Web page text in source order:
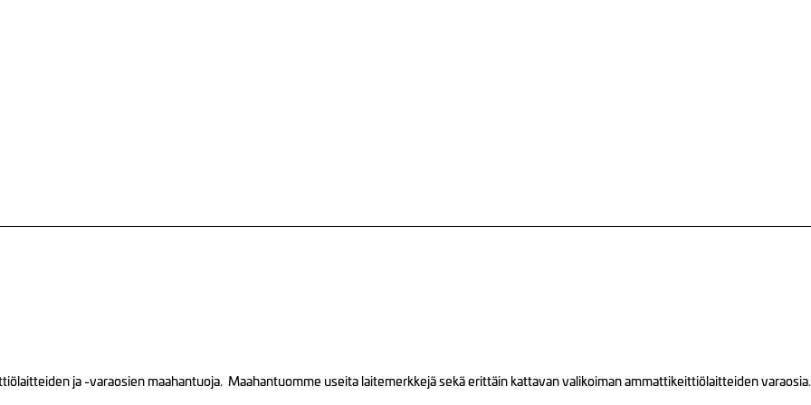
ja -varaosien maahantuoja. Maahantuomme useita laitemerkkejä sekä erittäin kattavan valikoiman ammattikeittiölaitteiden varaosia.